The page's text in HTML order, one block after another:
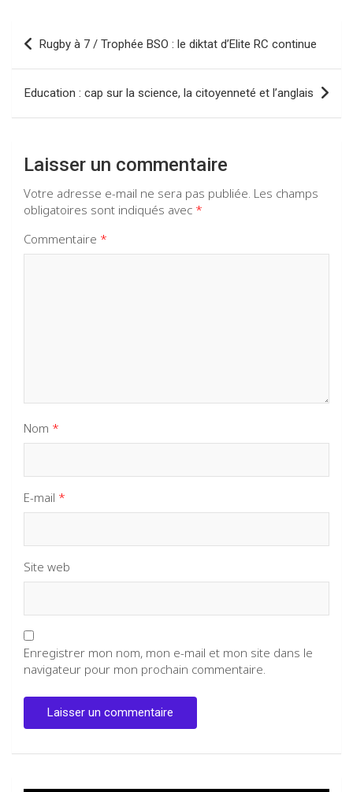
o
o
k
A
p
a
m
n
Navigation
de
l’article
Rugby à 7 / Trophée BSO : le diktat d’Elite RC continue
Education : cap sur la science, la citoyenneté et l’anglais
Laisser un commentaire
Votre adresse e-mail ne sera pas publiée. Les champs
obligatoires sont indiqués avec *
Commentaire *
Nom *
E-mail *
Site web
Enregistrer mon nom, mon e-mail et mon site dans le
navigateur pour mon prochain commentaire.